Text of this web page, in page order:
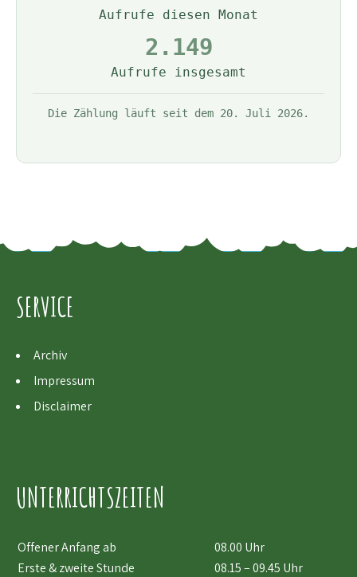
Aufrufe diesen Monat
2.149
Aufrufe insgesamt
Die Zählung läuft seit dem 20. Juli 2026.
SERVICE
Archiv
Impressum
Disclaimer
UNTERRICHTSZEITEN
Offener Anfang ab
08.00 Uhr
Erste & zweite Stunde
08.15 – 09.45 Uhr